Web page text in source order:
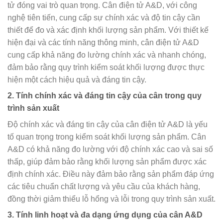
tử đóng vai trò quan trọng. Cân điện tử A&D, với công
nghệ tiên tiến, cung cấp sự chính xác và độ tin cậy cần
thiết để đo và xác định khối lượng sản phẩm. Với thiết kế
hiện đại và các tính năng thông minh, cân điện tử A&D
cung cấp khả năng đo lường chính xác và nhanh chóng,
đảm bảo rằng quy trình kiểm soát khối lượng được thực
hiện một cách hiệu quả và đáng tin cậy.
2. Tính chính xác và đáng tin cậy của cân trong quy
trình sản xuất
Độ chính xác và đáng tin cậy của cân điện tử A&D là yếu
tố quan trọng trong kiểm soát khối lượng sản phẩm. Cân
A&D có khả năng đo lường với độ chính xác cao và sai số
thấp, giúp đảm bảo rằng khối lượng sản phẩm được xác
định chính xác. Điều này đảm bảo rằng sản phẩm đáp ứng
các tiêu chuẩn chất lượng và yêu cầu của khách hàng,
đồng thời giảm thiểu lỗ hổng và lỗi trong quy trình sản xuất.
3. Tính linh hoạt và đa dạng ứng dụng của cân A&D